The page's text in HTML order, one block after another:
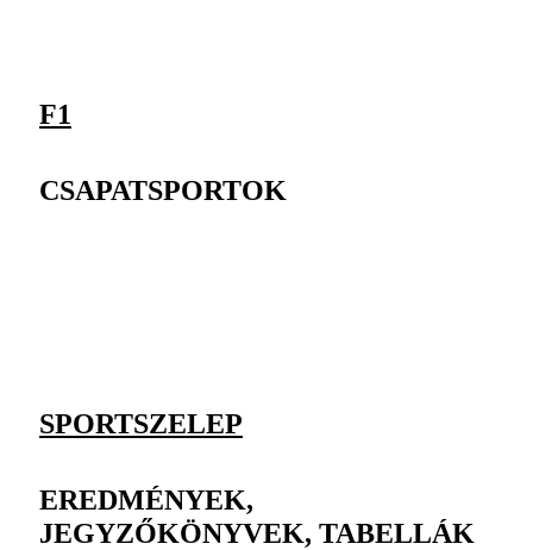
F1
CSAPATSPORTOK
SPORTSZELEP
EREDMÉNYEK,
JEGYZŐKÖNYVEK, TABELLÁK